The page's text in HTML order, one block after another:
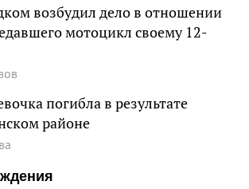
возбудил дело в отношении
мотоцикл своему 12-
погибла в результате
районе